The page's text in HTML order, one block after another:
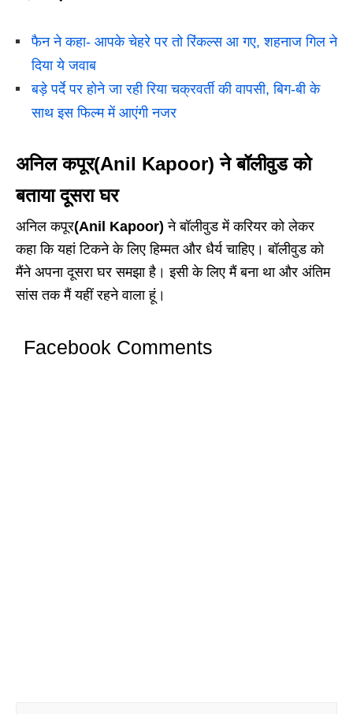
फैन ने कहा- आपके चेहरे पर तो रिंकल्स आ गए, शहनाज गिल ने
दिया ये जवाब
बड़े पर्दे पर होने जा रही रिया चक्रवर्ती की वापसी, बिग-बी के
साथ इस फिल्म में आएंगी नजर
अनिल कपूर(Anil Kapoor) ने बॉलीवुड को
बताया दूसरा घर
अनिल कपूर(Anil Kapoor) ने बॉलीवुड में करियर को लेकर
कहा कि यहां टिकने के लिए हिम्मत और धैर्य चाहिए। बॉलीवुड को
मैंने अपना दूसरा घर समझा है। इसी के लिए मैं बना था और अंतिम
सांस तक मैं यहीं रहने वाला हूं।
Facebook Comments